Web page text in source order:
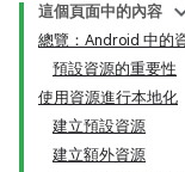
這個頁面中的內容
總覽：Android 中的
預設資源的重要性
使用資源進行本地化
建立預設資源
建立額外資源